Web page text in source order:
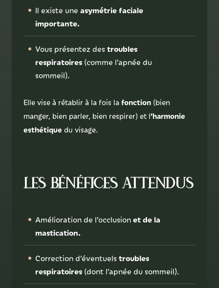
Il existe une asymétrie faciale
importante.
Vous présentez destroubles
respiratoires (comme l’apnée du
sommeil).
Elle vise à rétablir à la fois la fonction (bien
manger, bien parler, bien respirer) et l’harmonie
esthétique du visage.
Les bénéfices attendus
Amélioration de l’occlusionet de la
mastication.
Correction d’éventuelstroubles
respiratoires (dont l’apnée du sommeil).